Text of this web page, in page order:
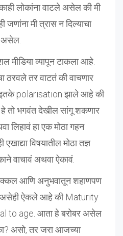
लोकांना वाटले असेल की मी
जणांना मी त्रास न दिल्याचा
असेल.
मीडिया व्यापून टाकला आहे.
ठरवले तर वाटतं की वाचणार
polarisation झाले आहे की
तो भगवंत देखील सांगू शकणार
लिहावं हा एक मोठा गहन
विषयातील मोठा तज्ञ
वाचावं अथवा ऐकावं.
आणि अनुभवातून शहाणपण
असेही ऐकले आहे की Maturity
to age. आता हे बरोबर असेल
असो, तर जरा आजच्या